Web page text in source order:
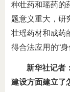
种壮药和瑶药的
题意义重大，研
壮瑶药材和成药
得合法应用的“
新华社记者
建设方面建立了